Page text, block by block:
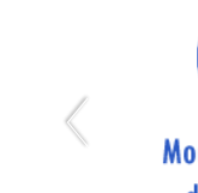
SIG Externo -
Inducción
Select Language